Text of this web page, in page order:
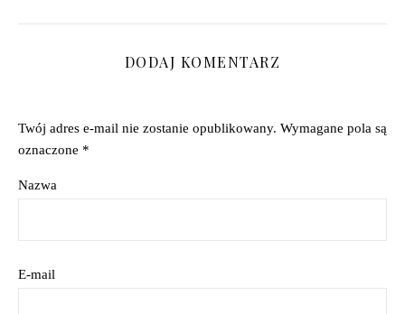
DODAJ KOMENTARZ
Twój adres e-mail nie zostanie opublikowany. Wymagane pola są
oznaczone *
Nazwa
E-mail